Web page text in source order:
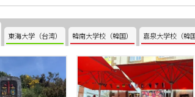
東海大学（台湾） 韓南大学校（韓国） 嘉泉大学校（韓国